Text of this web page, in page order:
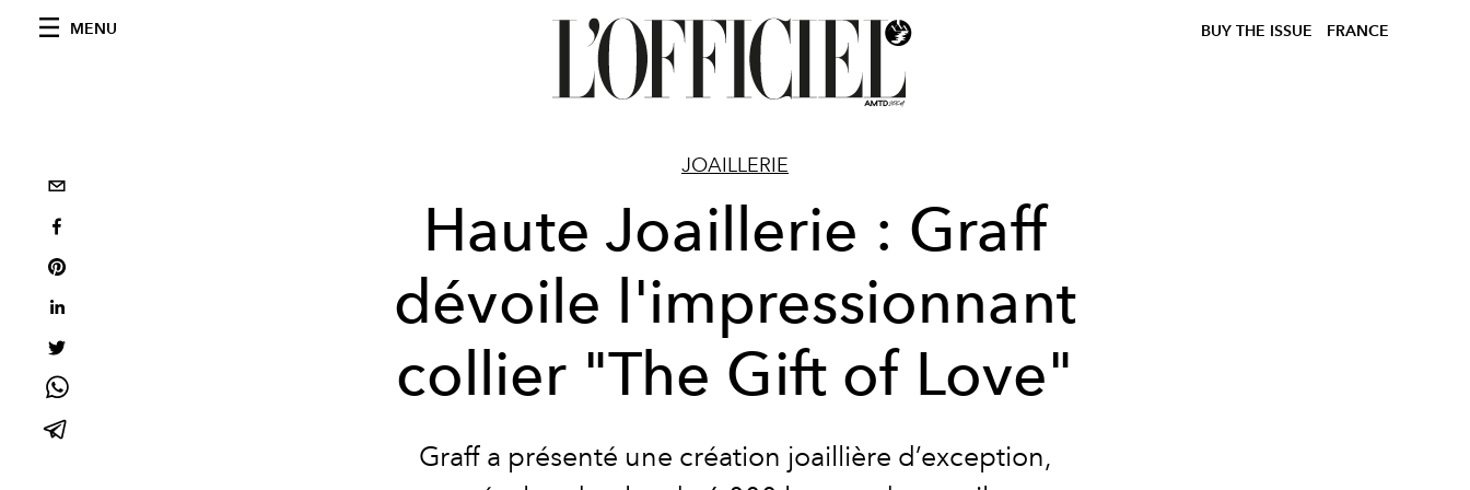
MENU BUY THE ISSUE FRANCE
JOAILLERIE
Haute Joaillerie : Graff
dévoile l'impressionnant
collier "The Gift of Love"
Graff a présenté une création joaillière d’exception,